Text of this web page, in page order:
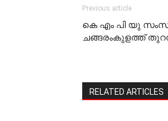
Previous article
കെ എം പി യു
ചങ്ങരംകുളത്ത്
RELATED ARTICLES